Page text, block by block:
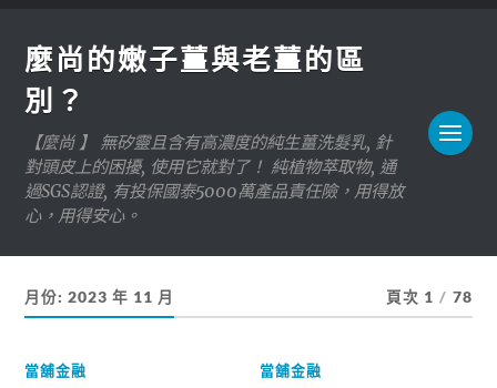
麼尚的嫩子薑與老薑的區
別？
【麼尚 】 無矽靈且含有高濃度的純生薑洗髮乳, 針
對頭皮上的困擾, 使用它就對了！ 純植物萃取物, 通
過SGS認證, 有投保國泰5000萬產品責任險，用得放
心，用得安心。
月份:2023 年 11 月 頁次 1 / 78
當舖金融 當舖金融